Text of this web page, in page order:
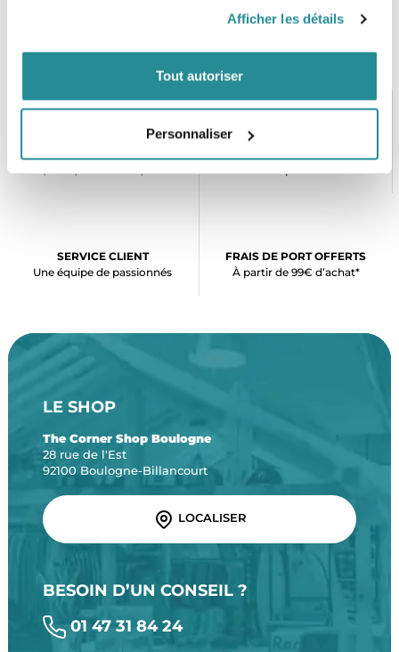
Afficher les détails
Tout autoriser
Personnaliser
SERVICE CLIENT
Une équipe de passionnés
FRAIS DE PORT OFFERTS
À partir de 99€ d’achat*
LE SHOP
The Corner Shop Boulogne
28 rue de l'Est
92100 Boulogne-Billancourt
LOCALISER
BESOIN D’UN CONSEIL ?
01 47 31 84 24